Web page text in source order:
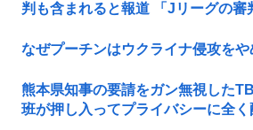
判も含まれると報道 「Jリーグの審
なぜプーチンはウクライナ侵攻をや
熊本県知事の要請をガン無視した
班が押し入ってプライバシーに全